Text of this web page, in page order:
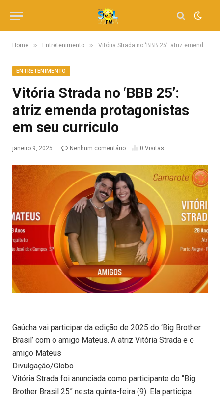
Home » Entretenimento » Vitória Strada no ‘BBB 25’: atriz emenda protagonistas em seu currículo
ENTRETENIMENTO
Vitória Strada no ‘BBB 25’:
atriz emenda protagonistas
em seu currículo
janeiro 9, 2025 Nenhum comentário 0 Visitas
Gaúcha vai participar da edição de 2025 do ‘Big Brother
Brasil’ com o amigo Mateus. A atriz Vitória Strada e o
amigo Mateus
Divulgação/Globo
Vitória Strada foi anunciada como participante do “Big
Brother Brasil 25” nesta quinta-feira (9). Ela participa